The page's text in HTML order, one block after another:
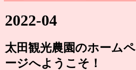
2022-04
太田観光農園のホームペ
ージへようこそ！